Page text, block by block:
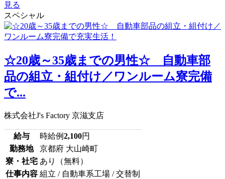
見る
スペシャル
☆20歳～35歳までの男性☆ 自動車部
品の組立・組付け／ワンルーム寮完備
で...
株式会社J's Factory 京滋支店
給与 時給例2,100円
勤務地
京都府 大山崎町
寮・社宅 あり（無料）
仕事内容 組立 / 自動車系工場 / 交替制